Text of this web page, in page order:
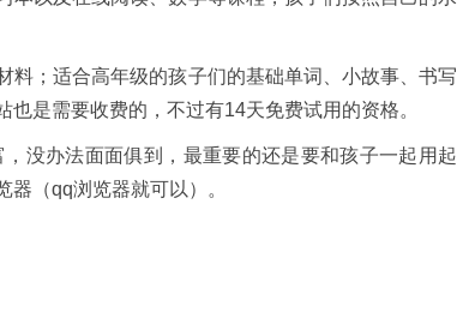
；适合高年级的孩子们的基础单词、小故事、书写
是需要收费的，不过有14天免费试用的资格。
办法面面俱到，最重要的还是要和孩子一起用起
（qq浏览器就可以）。